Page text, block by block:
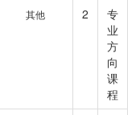
其他 2
专
业
方
向
课
程